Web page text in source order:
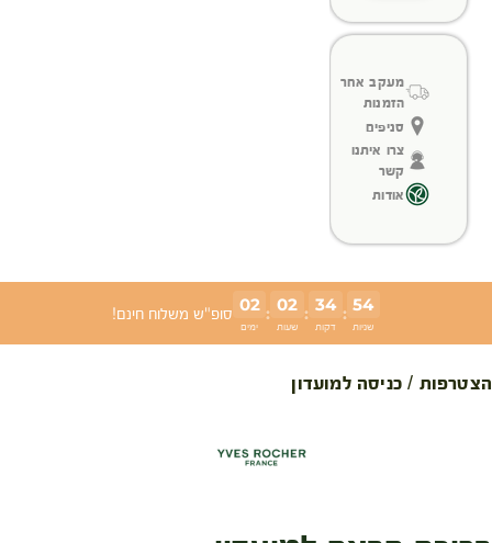
מעקב אחר
הזמנות
סניפים
צרו איתנו
קשר
אודות
02
ימים
: 02
שעות
: 34
דקות
: 54
שניות
סופ"ש משלוח חינם!
הצטרפות / כניסה למועדון